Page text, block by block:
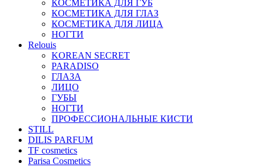
КОСМЕТИКА ДЛЯ ГУБ
КОСМЕТИКА ДЛЯ ГЛАЗ
КОСМЕТИКА ДЛЯ ЛИЦА
НОГТИ
Relouis
KOREAN SECRET
PARADISO
ГЛАЗА
ЛИЦО
ГУБЫ
НОГТИ
ПРОФЕССИОНАЛЬНЫЕ КИСТИ
STILL
DILIS PARFUM
TF cosmetics
Parisa Cosmetics